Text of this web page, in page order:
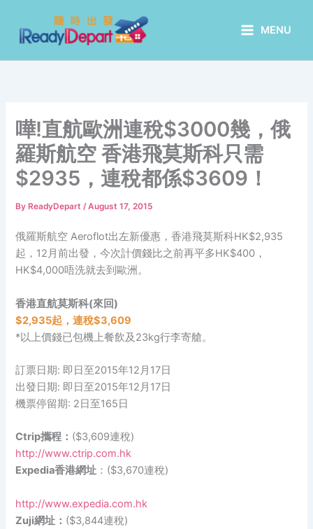
content
MENU
嘩!直航歐洲連稅$3000幾，俄
羅斯航空 香港飛莫斯科只需
$2935，連稅都係$3609！
By ReadyDepart/August 17, 2015
俄羅斯航空 Aeroflot出左新優惠，香港飛莫斯科HK$2,935
起，12月前出發，今次計價錢比之前再平多HK$400，
HK$4,000唔洗就去到歐洲。
香港直航莫斯科(來回)
$2,935起，連稅$3,609
*以上價錢已包機上餐飲及23kg行李寄艙。
訂票日期: 即日至2015年12月17日
出發日期: 即日至2015年12月17日
機票停留期: 2日至165日
Ctrip攜程： ($3,609連稅)
http://www.ctrip.com.hk
Expedia香港網址 ：($3,670連稅)
http://www.expedia.com.hk
Zuji網址： ($3,844連稅)